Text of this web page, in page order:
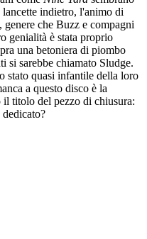
indietro, l'animo di
genere che Buzz e compagni
genialità è stata proprio
una betoniera di piombo
si sarebbe chiamato Sludge.
stato quasi infantile della loro
a questo disco è la
il titolo del pezzo di chiusura: